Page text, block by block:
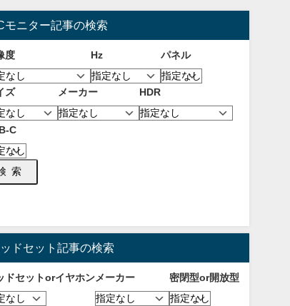
レビュー 感想
マーにおすすめ！手を温め
すすめな便利グッズ！【PC
年8月7日
FPS向けコントローラー！
Steamの設定を使うメリットと
選び方について！【パッド】
モニター記事の検索
度 Hz パネル
ズ メーカー HDR
C
索
ドセット記事の検索
ドセットorイヤホン メーカー 密閉型or開放型